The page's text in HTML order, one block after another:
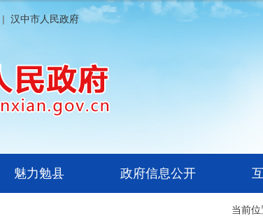
| 汉中市人民政府
魅力勉县 政府信息公开
当前位